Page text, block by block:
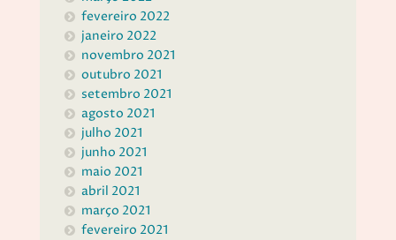
fevereiro 2022
janeiro 2022
novembro 2021
outubro 2021
setembro 2021
agosto 2021
julho 2021
junho 2021
maio 2021
abril 2021
março 2021
fevereiro 2021